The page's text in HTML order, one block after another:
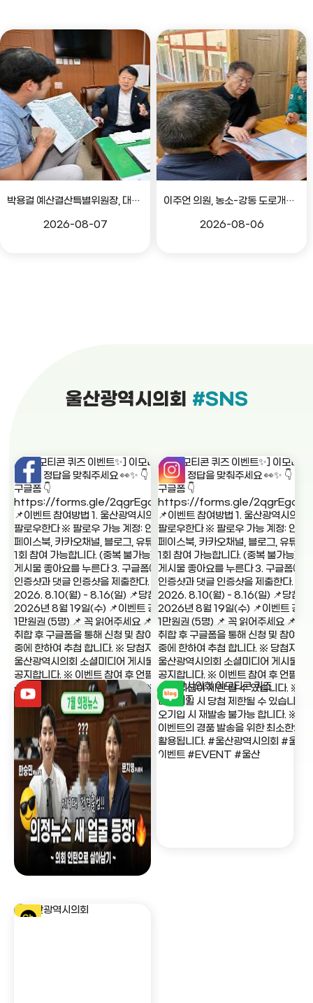
박용걸 예산결산특별위원장, 대공원로 확장공사 현안점검 간담회
2026-08-07
이주언 의원, 농소-강동 도로개설 민원 현장 점검
2026-08-06
울산광역시의회 #SNS